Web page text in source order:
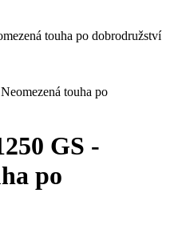
touha po
GS -
po